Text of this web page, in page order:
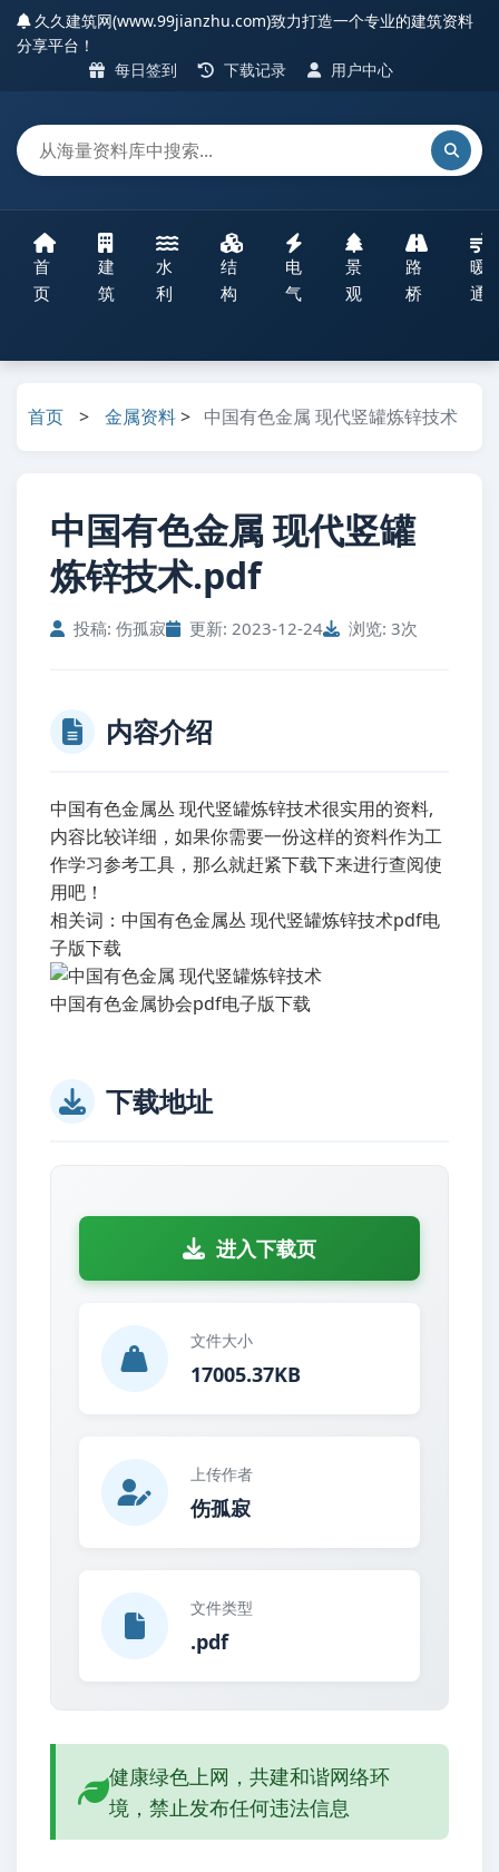
久久建筑网(www.99jianzhu.com)致力打造一个专业的建筑资料
分享平台！
每日签到
下载记录 用户中心
首
页
建
筑
水
利
结
构
电
气
景
观
路
桥
暖
通
首页 > 金属资料> 中国有色金属 现代竖罐炼锌技术
中国有色金属 现代竖罐
炼锌技术.pdf
投稿: 伤孤寂 更新: 2023-12-24 浏览: 3次
内容介绍
中国有色金属丛 现代竖罐炼锌技术很实用的资料,
内容比较详细，如果你需要一份这样的资料作为工
作学习参考工具，那么就赶紧下载下来进行查阅使
用吧！
相关词：中国有色金属丛 现代竖罐炼锌技术pdf电
子版下载
中国有色金属协会pdf电子版下载
下载地址
进入下载页
文件大小
17005.37KB
上传作者
伤孤寂
文件类型
.pdf
健康绿色上网，共建和谐网络环
境，禁止发布任何违法信息